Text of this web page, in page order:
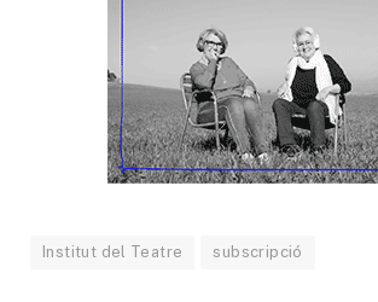
Institut del Teatre subscripció